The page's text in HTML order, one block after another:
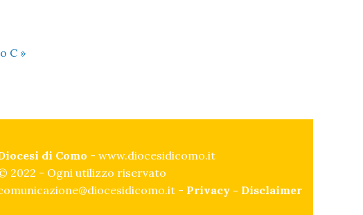
C »
di Como - www.diocesidicomo.it
2022 - Ogni utilizzo riservato
- Privacy - Disclaimer